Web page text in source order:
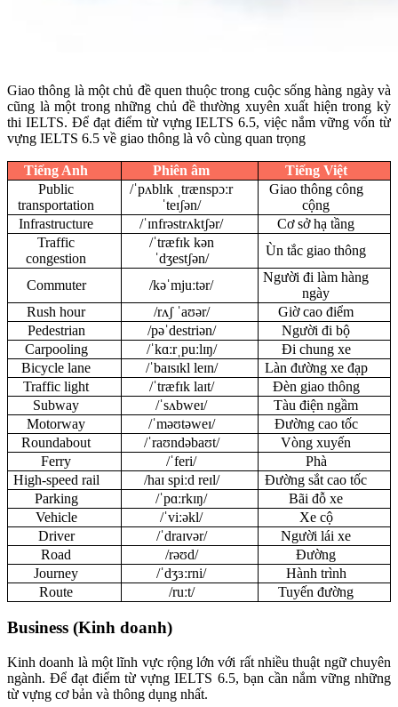
Giao thông là một chủ đề quen thuộc trong cuộc sống hàng ngày và
cũng là một trong những chủ đề thường xuyên xuất hiện trong kỳ
thi IELTS. Để đạt điểm từ vựng IELTS 6.5, việc nắm vững vốn từ
vựng IELTS 6.5 về giao thông là vô cùng quan trọng
Tiếng Anh Phiên âm
Tiếng Việt
Public
transportation
/ˈpʌblɪk ˌtrænspɔːr
ˈteɪʃən/
Giao thông công
cộng
Infrastructure
/ˈɪnfrəstrʌktʃər/
Cơ sở hạ tầng
Traffic
congestion
/ˈtræfɪk kən
ˈdʒestʃən/
Ùn tắc giao thông
Commuter /kəˈmjuːtər/
Người đi làm hàng
ngày
Rush hour
/rʌʃ ˈaʊər/
Giờ cao điểm
Pedestrian
/pəˈdestriən/
Người đi bộ
Carpooling
/ˈkɑːrˌpuːlɪŋ/
Đi chung xe
Bicycle lane
/ˈbaɪsɪkl leɪn/
Làn đường xe đạp
Traffic light
/ˈtræfɪk laɪt/
Đèn giao thông
Subway
/ˈsʌbweɪ/
Tàu điện ngầm
Motorway
/ˈməʊtəweɪ/
Đường cao tốc
Roundabout
/ˈraʊndəbaʊt/
Vòng xuyến
Ferry
/ˈferi/
Phà
High-speed rail
/haɪ spiːd reɪl/
Đường sắt cao tốc
Parking
/ˈpɑːrkɪŋ/
Bãi đỗ xe
Vehicle
/ˈviːəkl/
Xe cộ
Driver
/ˈdraɪvər/
Người lái xe
Road
/rəʊd/
Đường
Journey
/ˈdʒɜːrni/
Hành trình
Route
/ruːt/ Tuyến đường
Business (Kinh doanh)
Kinh doanh là một lĩnh vực rộng lớn với rất nhiều thuật ngữ chuyên
ngành. Để đạt điểm từ vựng IELTS 6.5, bạn cần nắm vững những
từ vựng cơ bản và thông dụng nhất.